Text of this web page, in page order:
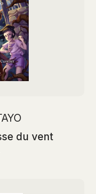
du vent